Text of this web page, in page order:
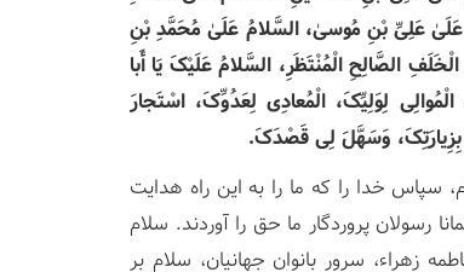
عَلِیِّ بْنِ مُوسیٰ، السَّلامُ عَلَیٰ مُحَمَّدِ بْنِ
الصَّالِحِ الْمُنْتَظَرِ، السَّلامُ عَلَیْکَ یَا أَبا
لِوَلِیِّکَ، الْمُعادِی لِعَدُوِّکَ، اسْتَجارَ
بِزِیارَتِکَ، وَسَهَّلَ لِی قَصْدَکَ.
خدا را که ما را به این راه هدایت
رسولان پروردگار ما حق را آوردند. سلام
زهراء، سرور بانوان جهانیان، سلام بر